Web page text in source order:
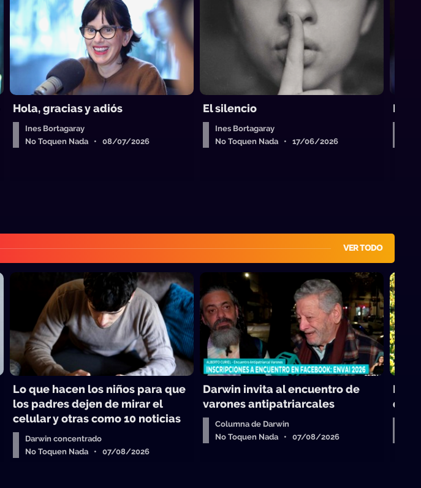
Hola, gracias y adiós
Ines Bortagaray
No Toquen Nada • 08/07/2026
El silencio
Ines Bortagaray
No Toquen Nada • 17/06/2026
Pero
VER TODO
Lo que hacen los niños para que
los padres dejen de mirar el
celular y otras como 10 noticias
Darwin concentrado
No Toquen Nada • 07/08/2026
Darwin invita al encuentro de
varones antipatriarcales
Columna de Darwin
No Toquen Nada • 07/08/2026
de